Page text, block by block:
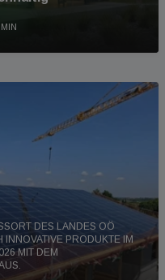
DES LANDES OÖ
PRODUKTE IM
MIT DEM